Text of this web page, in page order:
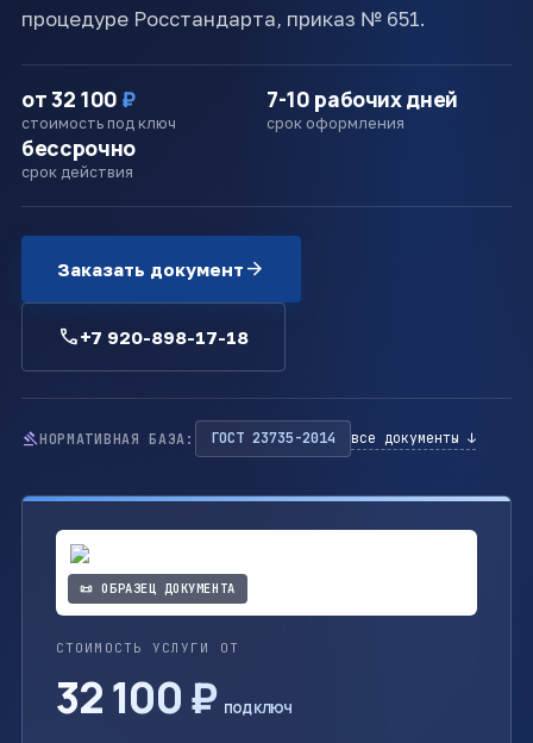
процедуре Росстандарта, приказ № 651.
от 32 100 ₽
стоимость под ключ
7-10 рабочих дней
срок оформления
бессрочно
срок действия
Заказать документ arrow_forward
call+7 920-898-17-18
gavelНОРМАТИВНАЯ БАЗА: ГОСТ 23735-2014 все документы ↓
📜 ОБРАЗЕЦ ДОКУМЕНТА
СТОИМОСТЬ УСЛУГИ ОТ
32 100 ₽ под ключ